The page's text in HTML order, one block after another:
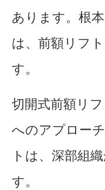
あります。根
は、前額リフ
す。
切開式前額リ
へのアプロー
トは、深部組
す。